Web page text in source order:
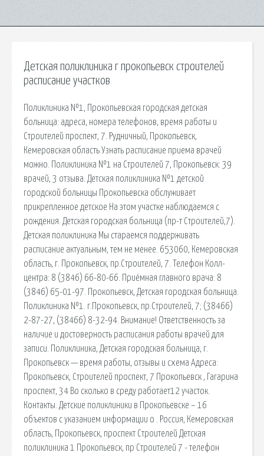
Детская поликлиника г прокопьевск строителей
расписание участков
Поликлиника №1, Прокопьевская городская детская
больница: адреса, номера телефонов, время работы и
Строителей проспект, 7. Рудничный, Прокопьевск,
Кемеровская область Узнать расписание приема врачей
можно. Поликлиника №1 на Строителей 7, Прокопьевск: 39
врачей, 3 отзыва. Детская поликлиника №1 детской
городской больницы Прокопьевска обслуживает
прикрепленное детское На этом участке наблюдаемся с
рождения. Детская городская больница (пр-т Строителей,7).
Детская поликлиника Мы стараемся поддерживать
расписание актуальным, тем не менее. 653060, Кемеровская
область, г. Прокопьевск, пр.Строителей, 7. Телефон Колл-
центра: 8 (3846) 66-80-66. Приёмная главного врача: 8
(3846) 65-01-97. Прокопьевск, Детская городская больница.
Поликлиника №1. г.Прокопьевск, пр.Строителей, 7; (38466)
2-87-27, (38466) 8-32-94. Внимание! Ответственность за
наличие и достоверность расписания работы врачей для
записи. Поликлиника, Детская городская больница, г.
Прокопьевск — время работы, отзывы и схема Адреса:
Прокопьевск, Строителей проспект, 7 Прокопьевск , Гагарина
проспект, 34 Во сколько в среду работает12 участок.
Контакты. Детские поликлиники в Прокопьевске – 16
объектов с указанием информации о . Россия, Кемеровская
область, Прокопьевск, проспект Строителей Детская
поликлиника 1 Прокопьевск, пр Строителей 7 - телефон